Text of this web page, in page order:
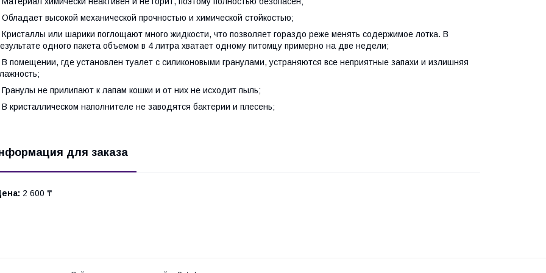
Обладает высокой механической прочностью и химической стойкостью;
Кристаллы или шарики поглощают много жидкости, что позволяет гораздо реже менять содержимое лотка. В
одного пакета объемом в 4 литра хватает одному питомцу примерно на две недели;
В помещении, где установлен туалет с силиконовыми гранулами, устраняются все неприятные запахи и излишняя
Гранулы не прилипают к лапам кошки и от них не исходит пыль;
В кристаллическом наполнителе не заводятся бактерии и плесень;
для заказа
2 600 ₸